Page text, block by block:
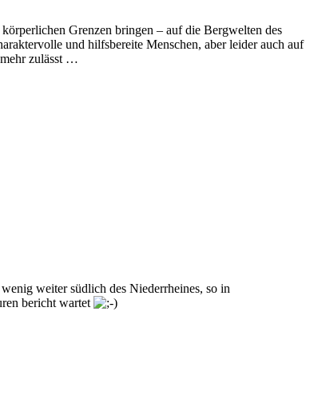
Grenzen bringen – auf die Bergwelten des
und hilfsbereite Menschen, aber leider auch auf
zulässt …
weiter südlich des Niederrheines, so in
bericht wartet